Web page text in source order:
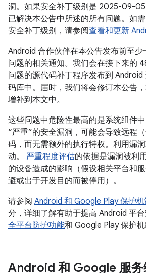
洞。如果安全补丁级别是 2025-09-
已解决本公告中所述的所有问题。如
安全补丁级别，请参阅查看和更新
Android 合作伙伴在本公告发布前至
问题的相关通知。我们会在接下来的
问题的源代码补丁程序发布到 Android
码库中。届时，我们将会修订本公告
增补到本文中。
这些问题中危险性最高的是系统组件
“严重”的安全漏洞，可能会导致远程
码，而无需额外的执行特权。利用漏
动。 严重程度评估的依据是漏洞被利
的设备造成的影响（假设相关平台和
避或出于开发目的而被停用）。
请参阅 Android 和 Google Play 保护
分，详细了解有助于提高 Android 平
全平台防护功能和 Google Play 保护机
Android 和 Google 服务